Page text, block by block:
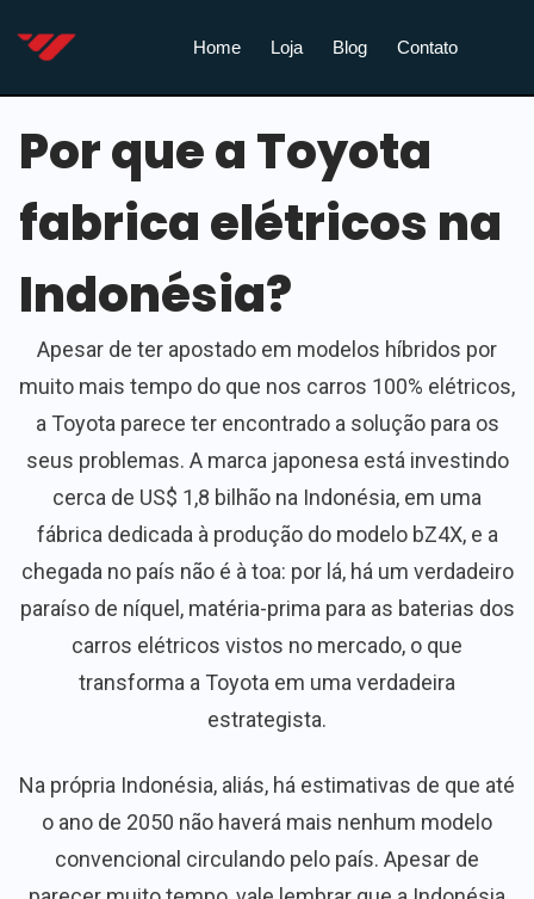
Home Loja Blog Contato
Por que a Toyota
fabrica elétricos na
Indonésia?
Apesar de ter apostado em modelos híbridos por
muito mais tempo do que nos carros 100% elétricos,
a Toyota parece ter encontrado a solução para os
seus problemas. A marca japonesa está investindo
cerca de US$ 1,8 bilhão na Indonésia, em uma
fábrica dedicada à produção do modelo bZ4X, e a
chegada no país não é à toa: por lá, há um verdadeiro
paraíso de níquel, matéria-prima para as baterias dos
carros elétricos vistos no mercado, o que
transforma a Toyota em uma verdadeira
estrategista.
Na própria Indonésia, aliás, há estimativas de que até
o ano de 2050 não haverá mais nenhum modelo
convencional circulando pelo país. Apesar de